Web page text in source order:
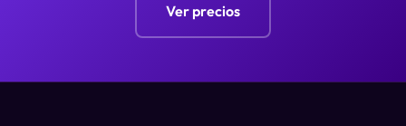
Ver precios